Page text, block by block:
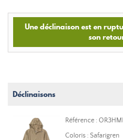
Une déclinaison est en
son
Déclinaisons
Référence :
Coloris : Safarigren